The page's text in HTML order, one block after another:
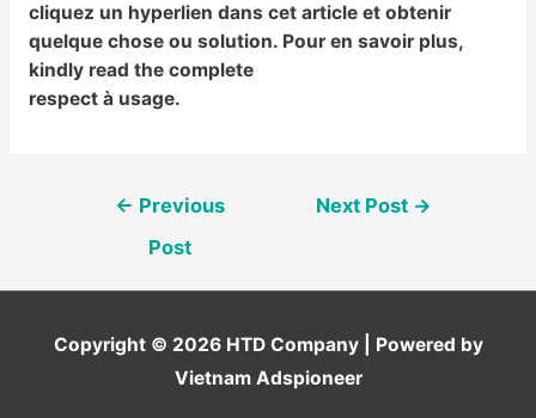
cliquez un hyperlien dans cet article et obtenir
quelque chose ou solution. Pour en savoir plus,
kindly read the complete
respect à usage.
Post
navigation
← Previous
Post
Next Post →
Copyright © 2026 HTD Company| Powered by
Vietnam Adspioneer